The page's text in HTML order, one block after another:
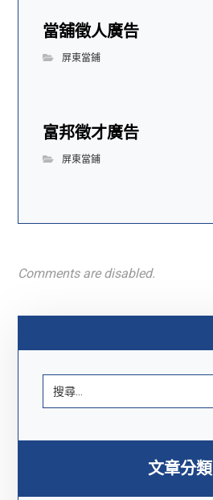
當舖徵人廣告
屏東當鋪
富邦徵才廣告
屏東當鋪
Comments are disabled.
文章分類